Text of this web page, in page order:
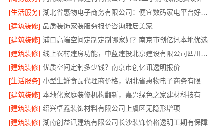
[生活服务]
湖北省惠物电子商务有限公司：便宜数码家电平台好不好？
[建筑装修] 品质装饰家装服务报价咨询雅居美家
[建筑装修] 浦口高端空间定制定制哪家好？南京市创亿讯本地优选
[建筑装修]
[建筑装修] 优质空间定制多少钱？南京市创亿讯透明报价
[生活服务]
[建筑装修]
[建筑装修] 绍兴卓鑫装饰材料有限公司上虞区无隐形增项
[建筑装修] 湖南创益讯建筑有限公司长沙装饰价格透明工期有保障